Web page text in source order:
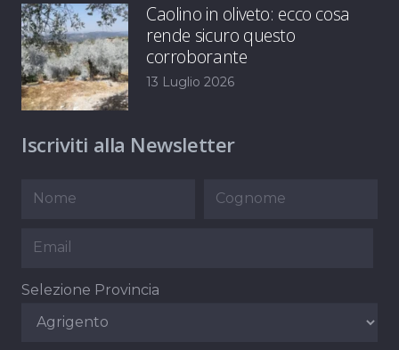
Caolino in oliveto: ecco cosa
rende sicuro questo
corroborante
13 Luglio 2026
Iscriviti alla Newsletter
Selezione Provincia